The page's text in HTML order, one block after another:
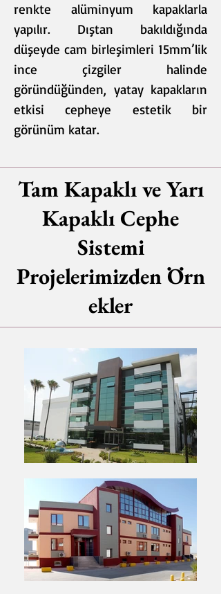
renkte alüminyum kapaklarla
yapılır. Dıştan bakıldığında
düşeyde cam birleşimleri 15mm’lik
ince çizgiler halinde
göründüğünden, yatay kapakların
etkisi cepheye estetik bir
görünüm katar.
Tam Kapaklı ve Yarı
Kapaklı Cephe
Sistemi
Projelerimizden Örn
ekler